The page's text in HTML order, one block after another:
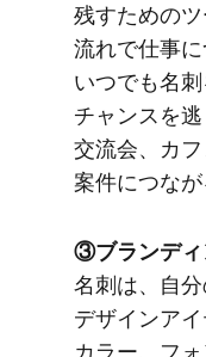
残すための​
流れで​仕事に​
いつでも​名
チャンスを​
交流会、​カ
案件に​つなが
③ブランディ
名刺は、​自
デザインア
カラー、​フ